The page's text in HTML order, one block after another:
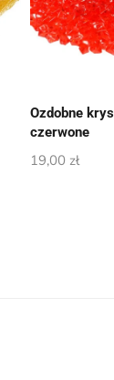
Ozdobne
czerwone
19,00 zł